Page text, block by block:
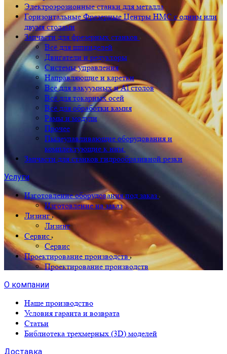
Электроэрозионные станки для металла
Горизонтальные Фрезерные Центры HMC с одним или
двумя столами
Запчасти для фрезерных станков
Всё для шпинделей
Двигатели и редукторы
Системы управления
Направляющие и каретки
Всё для вакуумных и Al столов
Всё для токарных осей
Всё для обработки камня
Рамы и модули
Прочее
Пылеулавливающие оборудования и
комплектующие к ним.
Запчасти для станков гидрообразивной резки
Услуги
Изготовление оборудования под заказ
Изготовление на заказ
Лизинг
Лизинг
Сервис
Сервис
Проектирование производств
Проектирование производств
О компании
Наше производство
Условия гаранта и возврата
Статьи
Библиотека трехмерных (3D) моделей
Доставка